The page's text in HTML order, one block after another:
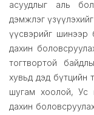
асуудлыг аль
дэмжлэг
үүсвэрийг шинээр
дахин
тогтвортой
хувьд дэд бүтцийн
шугам хоолой, Ус
дахин